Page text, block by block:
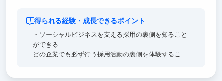
得られる経験・成長できるポイント
・ソーシャルビジネスを支える採用の裏側を知ること
ができる
どの企業でも必ず行う採用活動の裏側を体験すること